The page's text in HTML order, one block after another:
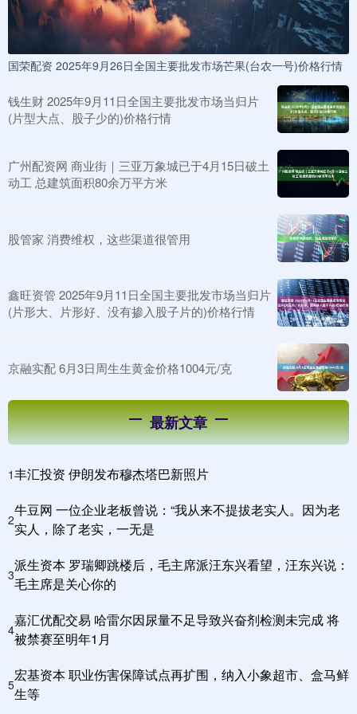
国荣配资 2025年9月26日全国主要批发市场芒果(台农一号)价格行情
钱生财 2025年9月11日全国主要批发市场当归片
(片型大点、股子少的)价格行情
广州配资网 商业街｜三亚万象城已于4月15日破土
动工 总建筑面积80余万平方米
股管家 消费维权，这些渠道很管用
鑫旺资管 2025年9月11日全国主要批发市场当归片
(片形大、片形好、没有掺入股子片的)价格行情
京融实配 6月3日周生生黄金价格1004元/克
最新文章
1丰汇投资 伊朗发布穆杰塔巴新照片
2
牛豆网 一位企业老板曾说：“我从来不提拔老实人。因为老
实人，除了老实，一无是
3
派生资本 罗瑞卿跳楼后，毛主席派汪东兴看望，汪东兴说：
毛主席是关心你的
4
嘉汇优配交易 哈雷尔因尿量不足导致兴奋剂检测未完成 将
被禁赛至明年1月
5
宏基资本 职业伤害保障试点再扩围，纳入小象超市、盒马鲜
生等